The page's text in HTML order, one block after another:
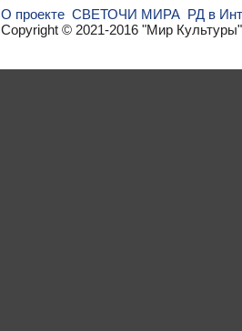
О проекте СВЕТОЧИ МИРА РД в
Copyright © 2021-2016 "Мир Культуры"